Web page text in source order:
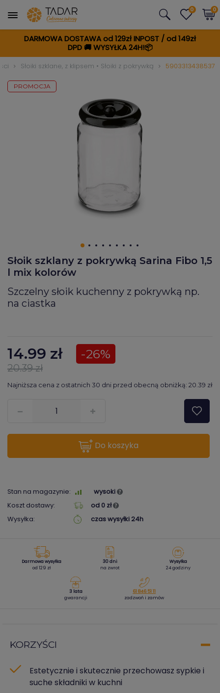
DARMOWA DOSTAWA od 129zł INPOST / od 149zł
DPD🚚WYSYŁKA 24H!📦
0 0
Słoiki szklane, z klipsem • Słoiki z pokrywką 5903313438537
PROMOCJA
Słoik szklany z pokrywką Sarina Fibo 1,5
l mix kolorów
Szczelny słoik kuchenny z pokrywką np.
na ciastka
14.99 zł -26%
20.39 zł
Najniższa cena z ostatnich 30 dni przed obecną obniżką: 20.39 zł
do koszyka
Stan na magazynie:
wysoki
Koszt dostawy:
od 0 zł
Wysyłka:
czas wysyłki 24h
Darmowa wysyłka
od 129 zł
30 dni
na zwrot
Wysyłka
24 godziny
3 lata
gwarancji
61 846 51 11
zadzwoń i zamów
KORZYŚCI
Estetycznie i skutecznie przechowasz sypkie i
suche składniki w kuchni